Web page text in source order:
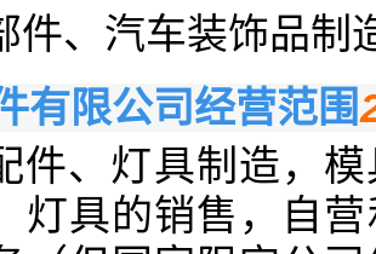
件、汽车装饰品制
有限公司经营范围
件、灯具制造，
灯具的销售，自